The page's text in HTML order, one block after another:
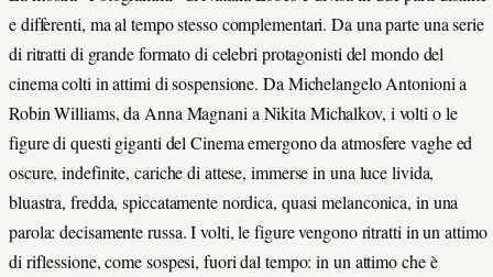
e differenti, ma al tempo stesso complementari. Da una parte una serie
di ritratti di grande formato di celebri protagonisti del mondo del
cinema colti in attimi di sospensione. Da Michelangelo Antonioni a
Robin Williams, da Anna Magnani a Nikita Michalkov, i volti o le
figure di questi giganti del Cinema emergono da atmosfere vaghe ed
oscure, indefinite, cariche di attese, immerse in una luce livida,
bluastra, fredda, spiccatamente nordica, quasi melanconica, in una
parola: decisamente russa. I volti, le figure vengono ritratti in un attimo
di riflessione, come sospesi, fuori dal tempo: in un attimo che è